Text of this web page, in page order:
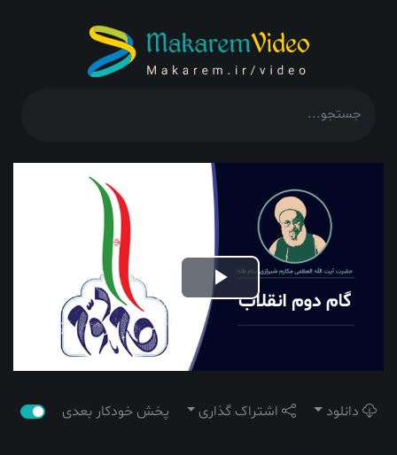
Play
Video
دانلود اشتراک گذاری پخش خودکار بعدی